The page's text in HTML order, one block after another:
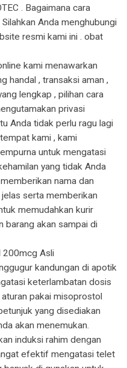
. Bagaimana cara
Anda menghubungi
resmi kami ini . obat
kami menawarkan
handal , transaksi aman ,
lengkap , pilihan cara
privasi
Anda tidak perlu ragu lagi
kami , kami
untuk mengatasi
yang tidak Anda
nama dan
serta memberikan
memudahkan kurir
barang akan sampai di
Asli
kandungan di apotik
keterlambatan dosis
pakai misoprostol
yang disediakan
akan menemukan.
induksi rahim dengan
efektif mengatasi telet